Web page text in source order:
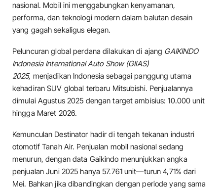
nasional. Mobil ini menggabungkan kenyamanan,
performa, dan teknologi modern dalam balutan desain
yang gagah sekaligus elegan.
Peluncuran global perdana dilakukan di ajang GAIKINDO
Indonesia International Auto Show (GIIAS)
2025, menjadikan Indonesia sebagai panggung utama
kehadiran SUV global terbaru Mitsubishi. Penjualannya
dimulai Agustus 2025 dengan target ambisius: 10.000 unit
hingga Maret 2026.
Kemunculan Destinator hadir di tengah tekanan industri
otomotif Tanah Air. Penjualan mobil nasional sedang
menurun, dengan data Gaikindo menunjukkan angka
penjualan Juni 2025 hanya 57.761 unit—turun 4,71% dari
Mei. Bahkan jika dibandingkan dengan periode yang sama